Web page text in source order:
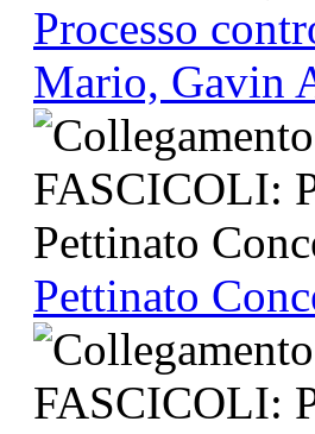
Processo
Mario, Gavin
Pettinato